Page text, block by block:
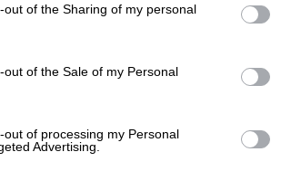
third-party tags to use your data for below
Google consent section.
out of the Sharing of my personal
out of the Sale of my Personal
out of processing my Personal
Advertising.
πετρελαίου θέρμανσης σε